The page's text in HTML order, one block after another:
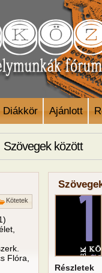
Diákkör Ajánlott
Szövegek között
Kötetek
Flóra,
Részletek